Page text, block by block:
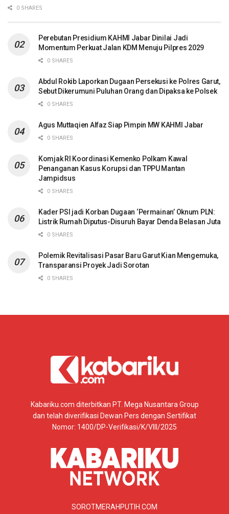
0 SHARES
Perebutan Presidium KAHMI Jabar Dinilai Jadi
Momentum Perkuat Jalan KDM Menuju Pilpres 2029
0 SHARES
Abdul Rokib Laporkan Dugaan Persekusi ke Polres Garut,
Sebut Dikerumuni Puluhan Orang dan Dipaksa ke Polsek
0 SHARES
Agus Muttaqien Alfaz Siap Pimpin MW KAHMI Jabar
0 SHARES
Komjak RI Koordinasi Kemenko Polkam Kawal
Penanganan Kasus Korupsi dan TPPU Mantan
Jampidsus
0 SHARES
Kader PSI jadi Korban Dugaan ‘Permainan’ Oknum PLN:
Listrik Rumah Diputus-Disuruh Bayar Denda Belasan Juta
0 SHARES
Polemik Revitalisasi Pasar Baru Garut Kian Mengemuka,
Transparansi Proyek Jadi Sorotan
0 SHARES
Kabariku.com diterbitkan PT. Mega Nusantara Group
dan telah diverifikasi Dewan Pers dengan Sertifikat
Nomor: 1400/DP-Verifikasi/K/VIII/2025
SOROTMERAHPUTIH.COM